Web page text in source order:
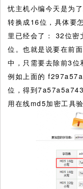
忧主机小编今天是为
转换成16位，具体要
里已经会了： 32位密
位。也就是说要在前
中，只需要去除前3位
例如上面的
位，得到
用在线md5加密工具